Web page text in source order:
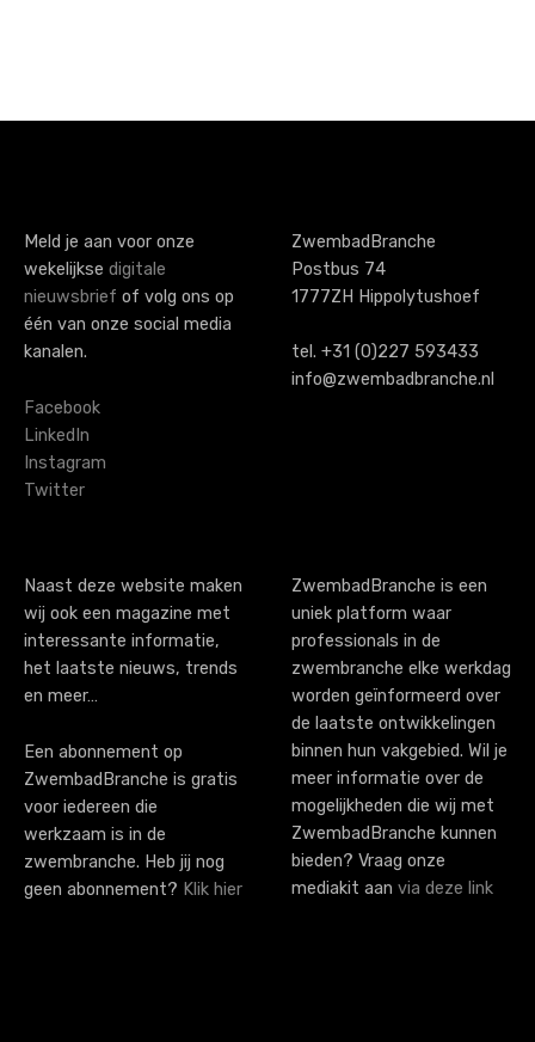
Meld je aan voor onze
wekelijkse digitale
nieuwsbrief of volg ons op
één van onze social media
kanalen.
Facebook
LinkedIn
Instagram
Twitter
ZwembadBranche
Postbus 74
1777ZH Hippolytushoef
tel. +31 (0)227 593433
info@zwembadbranche.nl
Naast deze website maken
wij ook een magazine met
interessante informatie,
het laatste nieuws, trends
en meer…
Een abonnement op
ZwembadBranche is gratis
voor iedereen die
werkzaam is in de
zwembranche. Heb jij nog
geen abonnement? Klik hier
ZwembadBranche is een
uniek platform waar
professionals in de
zwembranche elke werkdag
worden geïnformeerd over
de laatste ontwikkelingen
binnen hun vakgebied. Wil je
meer informatie over de
mogelijkheden die wij met
ZwembadBranche kunnen
bieden? Vraag onze
mediakit aan via deze link